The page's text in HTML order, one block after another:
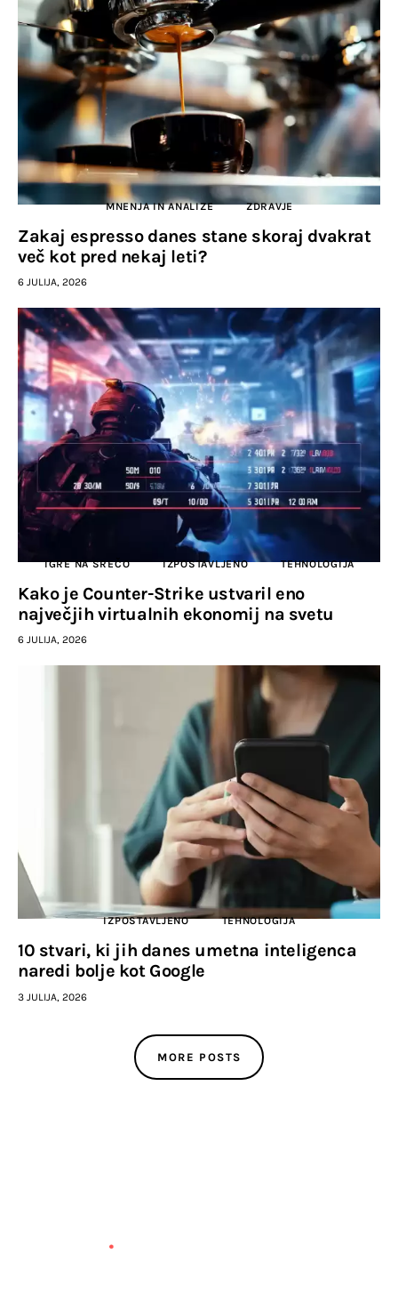
MNENJA IN ANALIZE ZDRAVJE
Zakaj espresso danes stane skoraj dvakrat
več kot pred nekaj leti?
6 JULIJA, 2026
IGRE NA SREČO IZPOSTAVLJENO TEHNOLOGIJA
Kako je Counter-Strike ustvaril eno
največjih virtualnih ekonomij na svetu
6 JULIJA, 2026
IZPOSTAVLJENO TEHNOLOGIJA
10 stvari, ki jih danes umetna inteligenca
naredi bolje kot Google
3 JULIJA, 2026
MORE POSTS